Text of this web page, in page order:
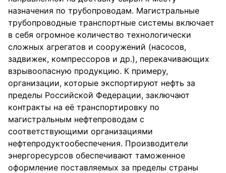
назначения по трубопроводам. Магистральные
трубопроводные транспортные системы включает
в себя огромное количество технологически
сложных агрегатов и сооружений (насосов,
задвижек, компрессоров и др.), перекачивающих
взрывоопасную продукцию. К примеру,
организации, которые экспортируют нефть за
пределы Российской Федерации, заключают
контракты на её транспортировку по
магистральным нефтепроводам с
соответствующими организациями
нефтепродуктообеспечения. Производители
энергоресурсов обеспечивают таможенное
оформление поставляемых за пределы страны